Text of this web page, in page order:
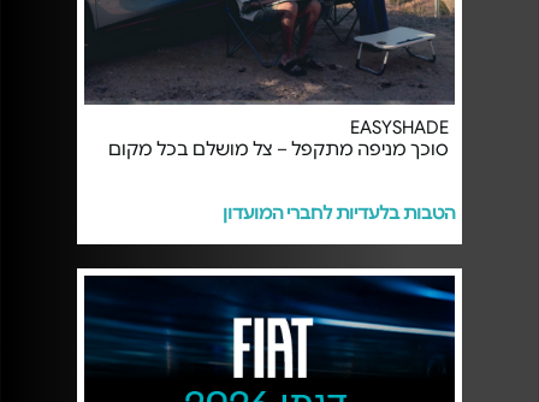
EASYSHADE
סוכך מניפה מתקפל – צל מושלם בכל מקום
הטבות בלעדיות לחברי המועדון